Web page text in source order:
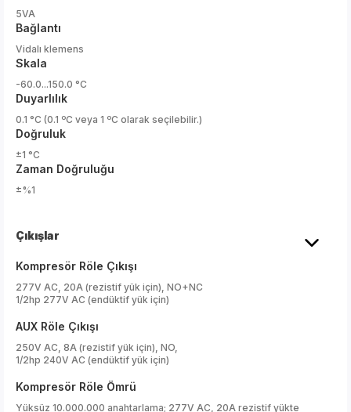
5VA
Bağlantı
Vidalı klemens
Skala
-60.0...150.0 °C
Duyarlılık
0.1 °C (0.1 ºC veya 1 ºC olarak seçilebilir.)
Doğruluk
±1 °C
Zaman Doğruluğu
±%1
Çıkışlar
Kompresör Röle Çıkışı
277V AC, 20A (rezistif yük için), NO+NC
1/2hp 277V AC (endüktif yük için)
AUX Röle Çıkışı
250V AC, 8A (rezistif yük için), NO,
1/2hp 240V AC (endüktif yük için)
Kompresör Röle Ömrü
Yüksüz 10.000.000 anahtarlama; 277V AC, 20A rezistif yükte